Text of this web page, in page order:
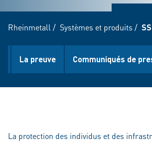
Rheinmetall / Systèmes et produits /
La preuve Communiqués de
La protection des individus et des